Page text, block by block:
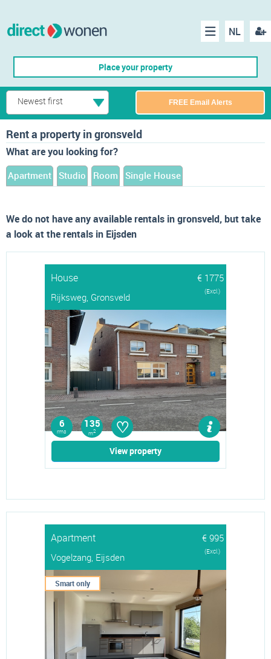
NL
Menu
Place your property
Newest first FREE Email Alerts
Rent a property in gronsveld
What are you looking for?
Apartment Studio Room Single House
We do not have any available rentals in gronsveld, but take
a look at the rentals in Eijsden
House
€ 1775
Rijksweg, Gronsveld
(Excl.)
6
rms
135
m2 ♡
View property
Apartment
€ 995
Vogelzang, Eijsden
(Excl.)
Smart only